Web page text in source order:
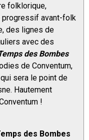
folklorique,
progressif avant-folk
des lignes de
avec des
des Bombes
de Conventum,
sera le point de
Hautement
!
des Bombes